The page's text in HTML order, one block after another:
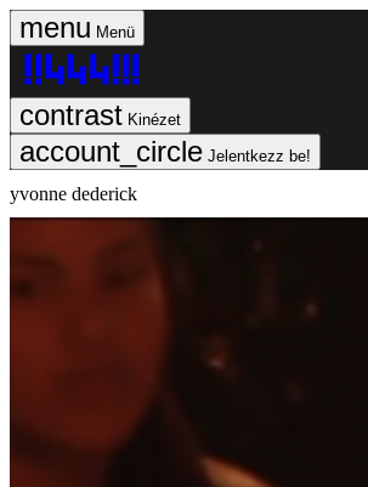
Menü
Kinézet
Jelentkezz be!
yvonne dederick